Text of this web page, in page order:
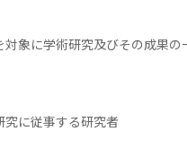
象に学術研究及びその成果
に従事する研究者